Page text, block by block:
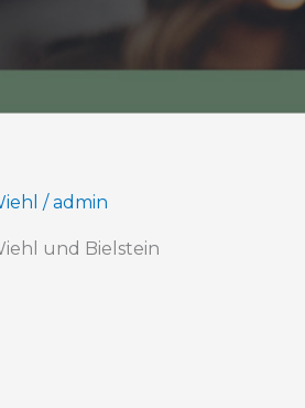
/admin
und Bielstein